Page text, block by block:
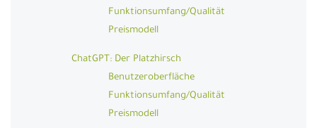
Funktionsumfang/Qualität
Preismodell
ChatGPT: Der Platzhirsch
Benutzeroberfläche
Funktionsumfang/Qualität
Preismodell